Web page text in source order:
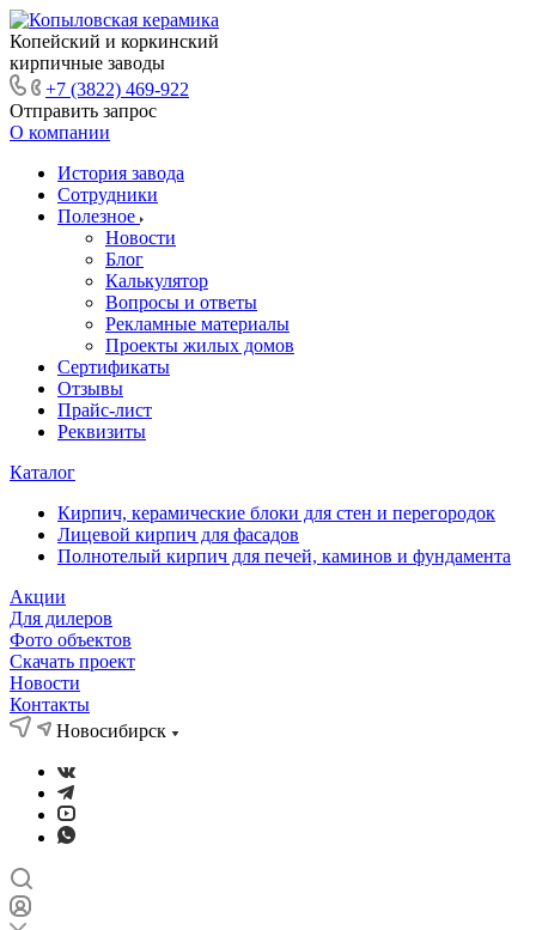
Копейский и коркинский
кирпичные заводы
+7 (3822) 469-922
Отправить запрос
О компании
История завода
Сотрудники
Полезное
Новости
Блог
Калькулятор
Вопросы и ответы
Рекламные материалы
Проекты жилых домов
Сертификаты
Отзывы
Прайс-лист
Реквизиты
Каталог
Кирпич, керамические блоки для стен и перегородок
Лицевой кирпич для фасадов
Полнотелый кирпич для печей, каминов и фундамента
Акции
Для дилеров
Фото объектов
Скачать проект
Новости
Контакты
Новосибирск